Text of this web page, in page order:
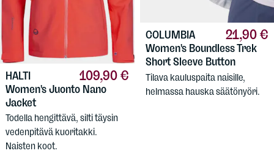
109,90 €
HALTI
Women's Juonto Nano
Jacket
Todella hengittävä, silti täysin
vedenpitävä kuoritakki.
Naisten koot.
21,90 €
COLUMBIA
Women's Boundless Trek
Short Sleeve Button
Tilava kauluspaita naisille,
helmassa hauska säätönyöri.